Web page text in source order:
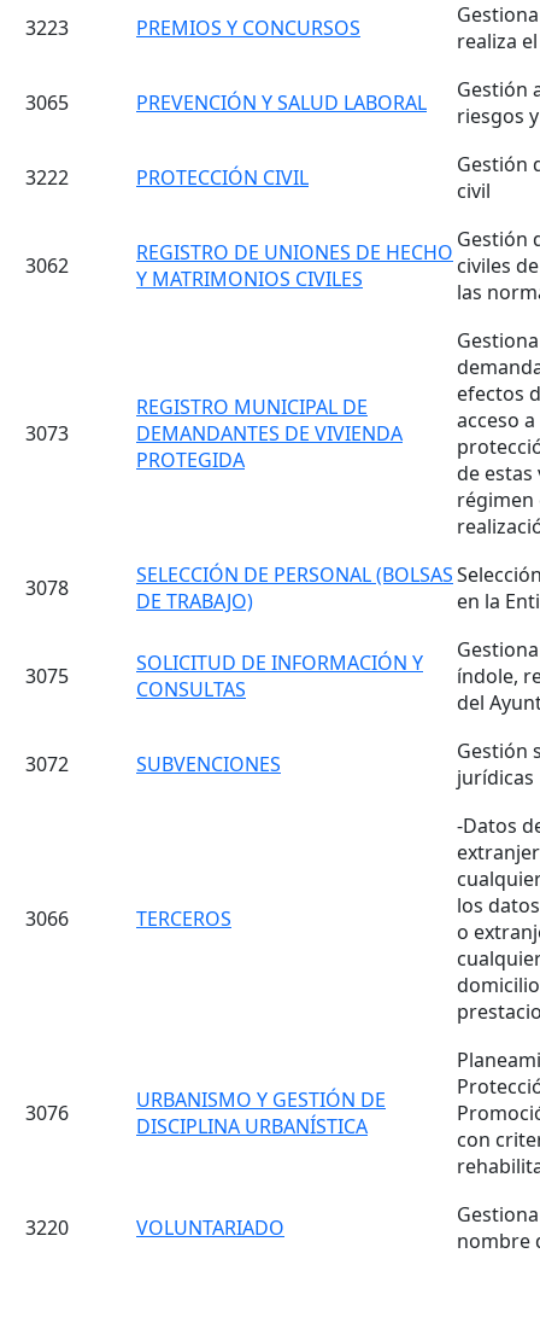
3223 PREMIOS Y CONCURSOS
realiza
3065 PREVENCIÓN Y SALUD LABORAL
Gestión
riesgos
3222 PROTECCIÓN CIVIL
Gestión
civil
3062
REGISTRO DE UNIONES DE HECHO
Y MATRIMONIOS CIVILES
Gestión
civiles
las
3073
REGISTRO MUNICIPAL DE
DEMANDANTES DE VIVIENDA
PROTEGIDA
efectos
acceso
de
régimen
3078
SELECCIÓN DE PERSONAL (BOLSAS
DE TRABAJO)
en la
3075
SOLICITUD DE INFORMACIÓN Y
CONSULTAS
índole,
del
3072 SUBVENCIONES
Gestión
jurídicas
3066 TERCEROS
-Datos
los
o
3076
URBANISMO Y GESTIÓN DE
DISCIPLINA URBANÍSTICA
con
3220 VOLUNTARIADO
nombre